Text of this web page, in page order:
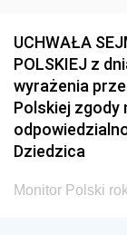
UCHWAŁA
POLSKIEJ z
wyrażenia
Polskiej zgody
Dziedzica
Monitor Polski